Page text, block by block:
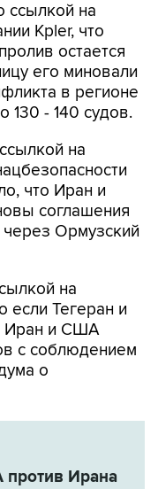
ссылкой на
Kpler, что
остается
его миновали
в регионе
130 - 140 судов.
на
что Иран и
соглашения
через Ормузский
на
если Тегеран и
Иран и США
с соблюдением
о
Ирана